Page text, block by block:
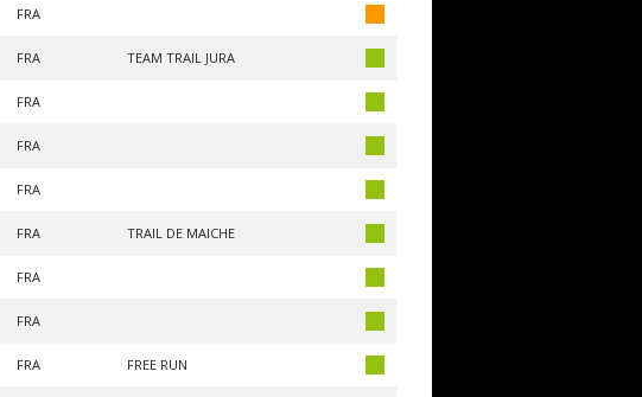
FRA
FRA TEAM TRAIL JURA
FRA
FRA
FRA
FRA TRAIL DE MAICHE
FRA
FRA
FRA FREE RUN